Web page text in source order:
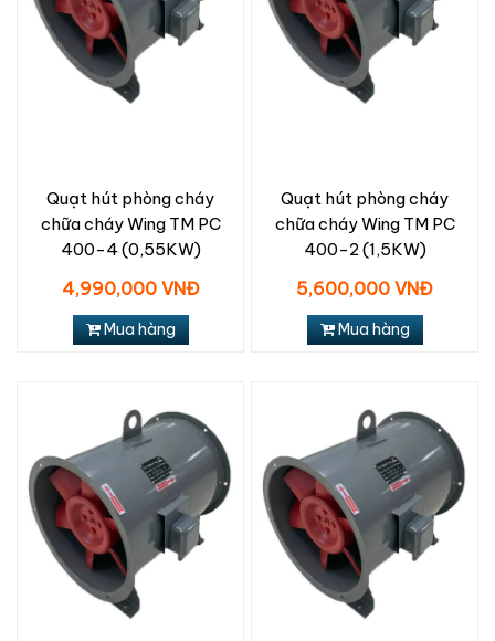
Quạt hút phòng cháy
chữa cháy Wing TM PC
400-4 (0,55KW)
4,990,000 VNĐ
Mua hàng
Quạt hút phòng cháy
chữa cháy Wing TM PC
400-2 (1,5KW)
5,600,000 VNĐ
Mua hàng